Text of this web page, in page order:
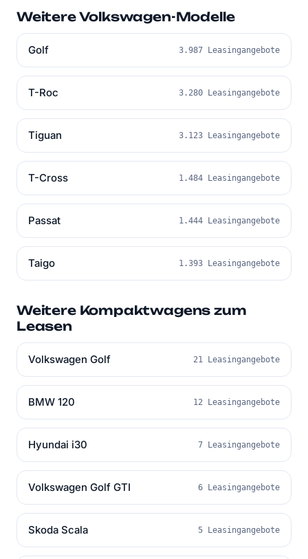
Weitere Volkswagen-Modelle
Golf 3.987 Leasingangebote
T-Roc 3.280 Leasingangebote
Tiguan 3.123 Leasingangebote
T-Cross 1.484 Leasingangebote
Passat 1.444 Leasingangebote
Taigo 1.393 Leasingangebote
Weitere Kompaktwagens zum
Leasen
Volkswagen Golf 21 Leasingangebote
BMW 120 12 Leasingangebote
Hyundai i30 7 Leasingangebote
Volkswagen Golf GTI 6 Leasingangebote
Skoda Scala 5 Leasingangebote